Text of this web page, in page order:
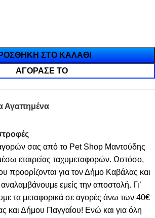
ΣΤΟ ΚΑΛΆΘΙ
ΑΓΌΡΑΣΈ ΤΟ
Αγαπημένα
σας από το Pet Shop Μαντούδης
εταιρείας ταχυμεταφορών. Ωστόσο,
προορίζονται για τον Δήμο Καβάλας και
εμείς την αποστολή. Γι’
τα μεταφορικά σε αγορές άνω των 40€
και Δήμου Παγγαίου! Ενώ και για όλη